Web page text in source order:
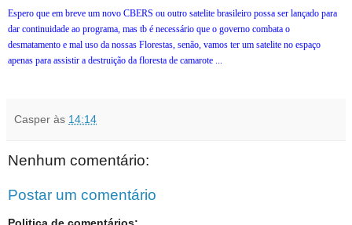
Espero que em breve um novo CBERS ou outro satelite brasileiro possa ser lançado para
dar continuidade ao programa, mas tb é necessário que o governo combata o
desmatamento e mal uso da nossas Florestas, senão, vamos ter um satelite no espaço
apenas para assistir a destruição da floresta de camarote ...
Casper às 14:14
Nenhum comentário:
Postar um comentário